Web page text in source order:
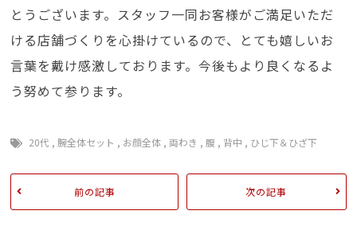
とうございます。スタッフ一同お客様がご満足いただ
ける店舗づくりを心掛けているので、とても嬉しいお
言葉を戴け感激しております。今後もより良くなるよ
う努めて参ります。
20代 ,腕全体セット , お顔全体 ,両わき , 腹 , 背中 , ひじ下＆ひざ下
前の記事 次の記事